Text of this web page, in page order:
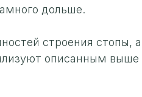
дольше.
строения стопы, а
описанным выше